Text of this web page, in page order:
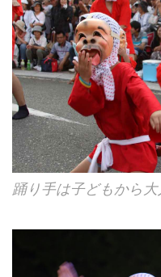
踊り手は子どもから大